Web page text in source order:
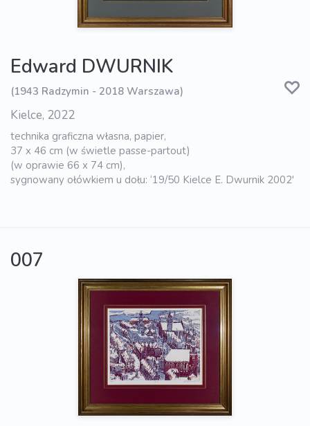
Edward DWURNIK
(1943 Radzymin - 2018 Warszawa)
Kielce, 2022
technika graficzna własna, papier,
37 x 46 cm (w świetle passe-partout)
(w oprawie 66 x 74 cm),
sygnowany ołówkiem u dołu: ‘19/50 Kielce E. Dwurnik 2002'
007